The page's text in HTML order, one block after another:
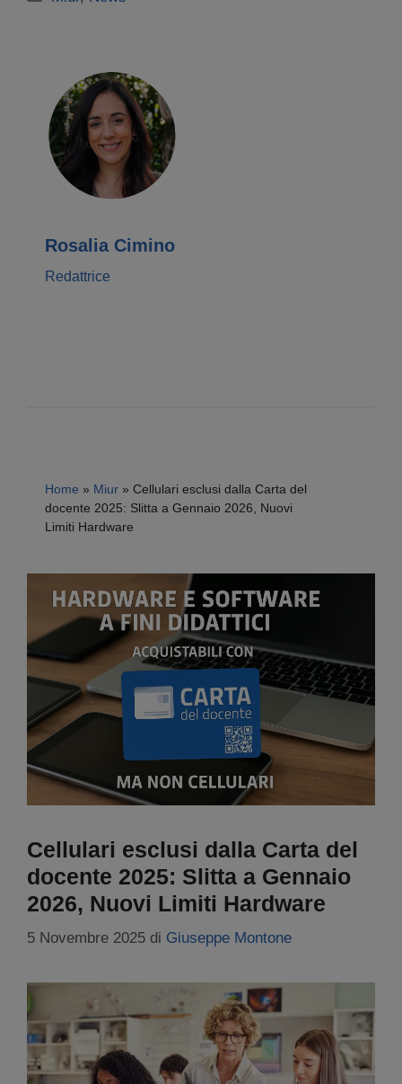
Rosalia Cimino
Redattrice
Home » Miur » Cellulari esclusi dalla Carta del
docente 2025: Slitta a Gennaio 2026, Nuovi
Limiti Hardware
Cellulari esclusi dalla Carta del
docente 2025: Slitta a Gennaio
2026, Nuovi Limiti Hardware
5 Novembre 2025 di Giuseppe Montone